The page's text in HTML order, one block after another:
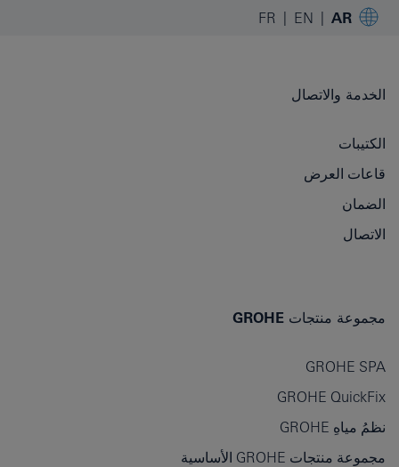
AR
EN
FR
الخدمة والاتصال
الكتيبات
قاعات العرض
الضمان
الاتصال
مجموعة منتجات GROHE
GROHE SPA
GROHE QuickFix
نظمُ مياهِ GROHE
مجموعة منتجات GROHE الأساسية